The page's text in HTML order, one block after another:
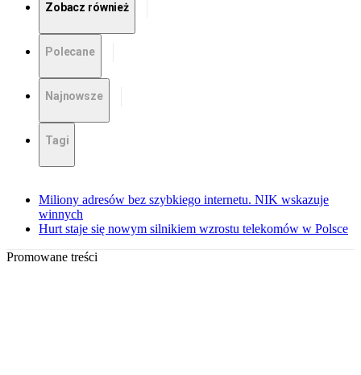
Zobacz również
Polecane
Najnowsze
Tagi
Miliony adresów bez szybkiego internetu. NIK wskazuje
winnych
Hurt staje się nowym silnikiem wzrostu telekomów w Polsce
Promowane treści